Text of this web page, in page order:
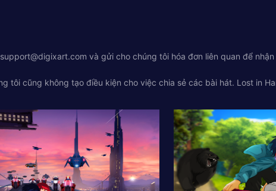
support@digixart.com và gửi cho chúng tôi hóa đơn liên quan để
cũng không tạo điều kiện cho việc chia sẻ các bài hát. Lost in